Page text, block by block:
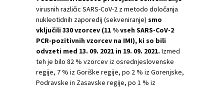
virusnih različic SARS-CoV-2 z metodo določanja
nukleotidnih zaporedij (sekveniranje) smo
vključili 330 vzorcev (11 % vseh SARS-CoV-2
PCR-pozitivnih vzorcev na IMI), ki so bili
odvzeti med 13. 09. 2021 in 19. 09. 2021. Izmed
teh je bilo 82 % vzorcev iz osrednjeslovenske
regije, 7 % iz Goriške regije, po 2 % iz Gorenjske,
Podravske in Zasavske regije, po 1 % iz